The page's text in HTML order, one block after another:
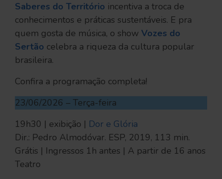
Saberes do Território incentiva a troca de
conhecimentos e práticas sustentáveis. E pra
quem gosta de música, o show Vozes do
Sertão celebra a riqueza da cultura popular
brasileira.
Confira a programação completa!
23/06/2026 – Terça-feira
19h30 | exibição | Dor e Glória
Dir.: Pedro Almodóvar. ESP, 2019, 113 min.
Grátis | Ingressos 1h antes | A partir de 16 anos
Teatro